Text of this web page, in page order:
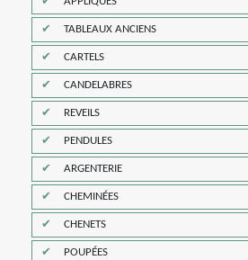
TABLEAUX ANCIENS
CARTELS
CANDELABRES
REVEILS
PENDULES
ARGENTERIE
CHEMINÉES
CHENETS
POUPÉES